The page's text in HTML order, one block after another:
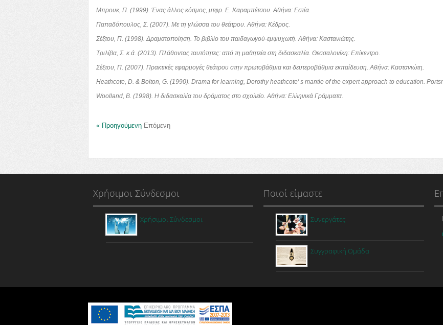
Μπρουκ, Π. (1999). Ένας άλλος κόσμος, μτφρ. Ε. Καραμπέτσου. Αθήνα: Εστία.
Παπαδόπουλος, Σ. (2007). Με τη γλώσσα του θεάτρου. Αθήνα: Κέδρος.
Σέξτoυ, Π. (1998). Δραματοποίηση. Το βιβλίο του παιδαγωγού-εμψυχωτή. Αθήνα: Καστανιώτης.
Τριλίβα, Σ. κ.ά. (2013). Πλάθοντας ταυτότητες: από τη μαθητεία στη διδασκαλία. Θεσσαλονίκη: Επίκεντρο.
Σέξτου, Π. (2007). Πρακτικές εφαρμογές θεάτρου στην πρωτοβάθμια και δευτεροβάθμια εκπαίδευση. Αθήνα: Καστανιώτη.
Heathcote, D. & Bolton, G. (1990). Drama for learning, Dorothy heathcote' s mantle of the expert approach to education.
Woolland, B. (1998). Η διδασκαλία του δράματος στο σχολείο. Αθήνα: Ελληνικά Γράμματα.
« Προηγούμενη Επόμενη
Χρήσιμοι Σύνδεσμοι
Χρήσιμοι Σύνδεσμοι
Ποιοί είμαστε
Συνεργάτες
Συγγραφική Ομάδα